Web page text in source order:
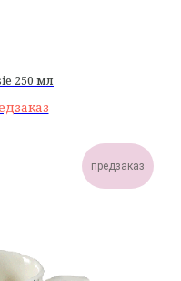
250 мл
предзаказ